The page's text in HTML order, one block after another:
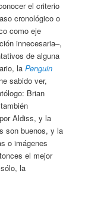
el criterio
cronológico o
como eje
innecesaria–,
de alguna
laPenguin
sabido ver,
Brian
Aldiss, y la
son buenos, y la
o imágenes
el mejor
la